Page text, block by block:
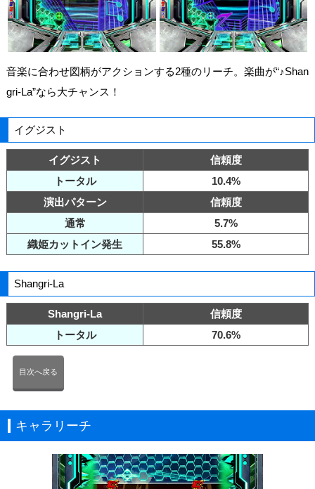
音楽に合わせ図柄がアクションする2種のリーチ。楽曲が“♪Shan
gri-La”なら大チャンス！
イグジスト
イグジスト
信頼度
トータル
10.4%
演出パターン
信頼度
通常
5.7%
織姫カットイン発生
55.8%
Shangri-La
Shangri-La
信頼度
トータル
70.6%
目次へ戻る
キャラリーチ